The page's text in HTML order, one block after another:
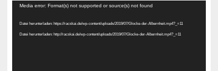
Video-
Media error: Format(s) not supported or source(s) not found
Datei herunterladen: https://racskai.de/wp-content/uploads/2019/07/Glocke-der-Albernheit.mp4?_=11
Datei herunterladen: http://racskai.de/wp-content/uploads/2019/07/Glocke-der-Albernheit.mp4?_=11